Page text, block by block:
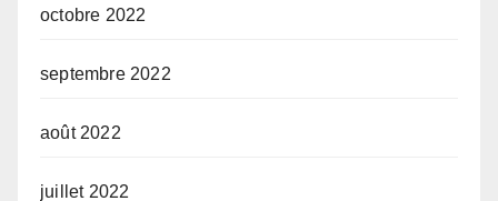
octobre 2022
septembre 2022
août 2022
juillet 2022